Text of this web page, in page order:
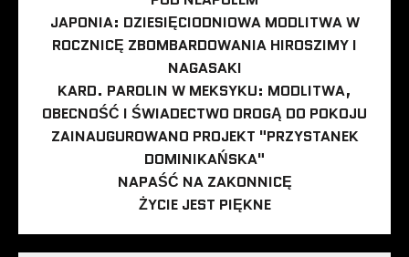
JAPONIA: DZIESIĘCIODNIOWA MODLITWA W
ROCZNICĘ ZBOMBARDOWANIA HIROSZIMY I
NAGASAKI
KARD. PAROLIN W MEKSYKU: MODLITWA,
OBECNOŚĆ I ŚWIADECTWO DROGĄ DO POKOJU
ZAINAUGUROWANO PROJEKT "PRZYSTANEK
DOMINIKAŃSKA"
NAPAŚĆ NA ZAKONNICĘ
ŻYCIE JEST PIĘKNE